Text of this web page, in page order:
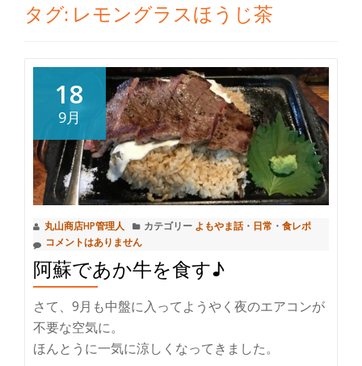
替
え
タグ: レモングラスほうじ茶
18
9月
丸山商店HP管理人 カテゴリー よもやま話・ 日常 ・ 食レポ
コメントはありません
阿蘇であか牛を食す♪
さて、9月も中盤に入ってようやく夜のエアコンが
不要な空気に。
ほんとうに一気に涼しくなってきました。